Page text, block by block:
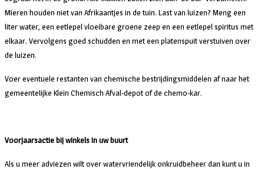
Mieren houden niet van Afrikaantjes in de tuin. Last van luizen? Meng een
liter water, een eetlepel vloeibare groene zeep en een eetlepel spiritus met
elkaar. Vervolgens goed schudden en met een platenspuit verstuiven over
de luizen.
Voer eventuele restanten van chemische bestrijdingsmiddelen af naar het
gemeentelijke Klein Chemisch Afval-depot of de chemo-kar.
Voorjaarsactie bij winkels in uw buurt
Als u meer adviezen wilt over watervriendelijk onkruidbeheer dan kunt u in